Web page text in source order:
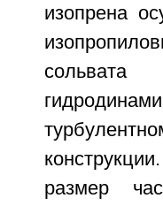
изопрена
размер